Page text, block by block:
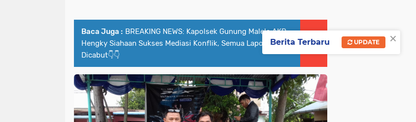
Baca Juga : BREAKING NEWS: Kapolsek Gunung Malela AKP
Hengky Siahaan Sukses Mediasi Konflik, Semua Laporan
Dicabut👇👇
×
Berita Terbaru UPDATE